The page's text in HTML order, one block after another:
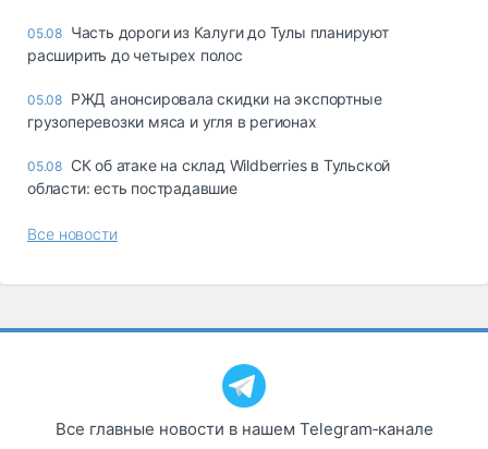
05.08 Часть дороги из Калуги до Тулы планируют
расширить до четырех полос
05.08 РЖД анонсировала скидки на экспортные
грузоперевозки мяса и угля в регионах
05.08 СК об атаке на склад Wildberries в Тульской
области: есть пострадавшие
Все новости
Все главные новости в нашем Telegram‑канале